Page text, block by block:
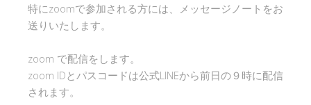
特にzoomで参加される方には、メッセージノートをお
送りいたします。
zoom で配信をします。
zoom IDとパスコードは公式LINEから前日の９時に配信
されます。